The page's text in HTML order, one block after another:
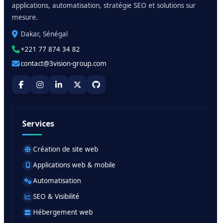
applications, automatisation, stratégie SEO et solutions sur
mesure.
Dakar, Sénégal
+221 77 874 34 82
contact@3vision-group.com
Services
Création de site web
Applications web & mobile
Automatisation
SEO & Visibilité
Hébergement web